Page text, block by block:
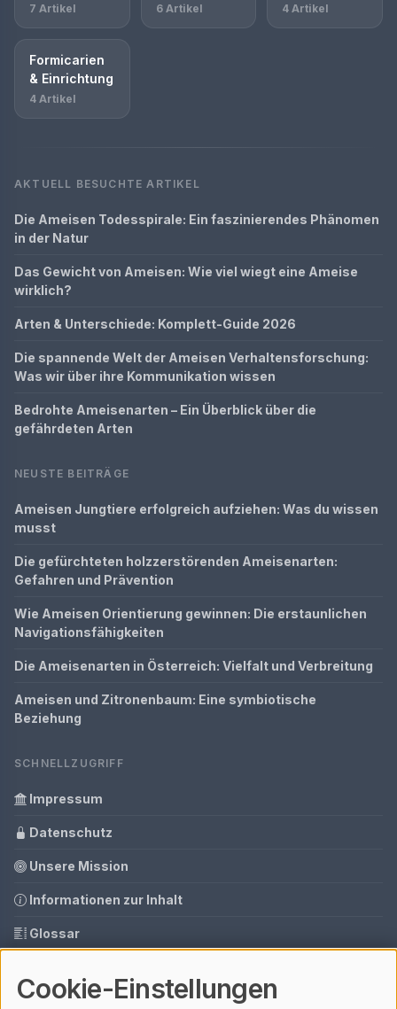
7 Artikel 6 Artikel 4 Artikel
Formicarien
& Einrichtung
4 Artikel
AKTUELL BESUCHTE ARTIKEL
Die Ameisen Todesspirale: Ein faszinierendes Phänomen
in der Natur
Das Gewicht von Ameisen: Wie viel wiegt eine Ameise
wirklich?
Arten & Unterschiede: Komplett-Guide 2026
Die spannende Welt der Ameisen Verhaltensforschung:
Was wir über ihre Kommunikation wissen
Bedrohte Ameisenarten – Ein Überblick über die
gefährdeten Arten
NEUSTE BEITRÄGE
Ameisen Jungtiere erfolgreich aufziehen: Was du wissen
musst
Die gefürchteten holzzerstörenden Ameisenarten:
Gefahren und Prävention
Wie Ameisen Orientierung gewinnen: Die erstaunlichen
Navigationsfähigkeiten
Die Ameisenarten in Österreich: Vielfalt und Verbreitung
Ameisen und Zitronenbaum: Eine symbiotische
Beziehung
SCHNELLZUGRIFF
Impressum
Datenschutz
Unsere Mission
Informationen zur Inhalt
Glossar
Media Daten
Cookie-Einstellungen